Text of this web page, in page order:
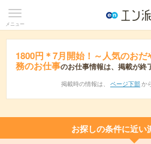
メニュー
1800円＊7月開始！～人気のお
務のお仕事のお仕事情報は、掲載が終
掲載時の情報は、 ページ下部 か
お探しの条件に近い